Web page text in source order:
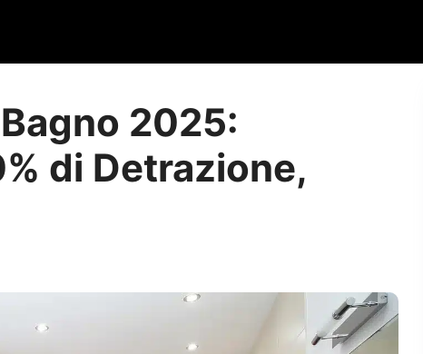
2025:
di Detrazione,